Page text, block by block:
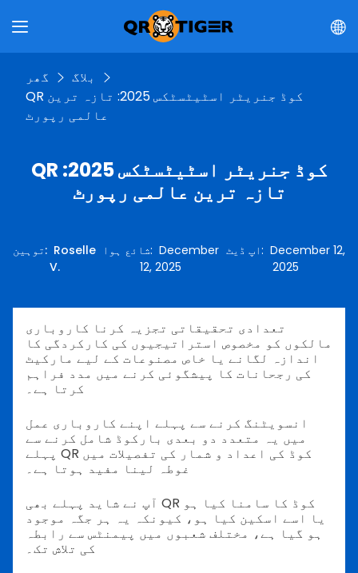
گھر
بلاگ
QR کوڈ جنریٹر اسٹیٹسٹکس 2025: تازہ ترین
عالمی رپورٹ
QR کوڈ جنریٹر اسٹیٹسٹکس 2025:
تازہ ترین عالمی رپورٹ
توہین: Roselle
V.
شائع ہوا:December
12, 2025
اپ ڈیٹ: December 12,
2025
تعدادی تحقیقاتی تجزیہ کرنا کاروباری
مالکوں کو مخصوص استراتیجیوں کی کارکردگی کا
اندازہ لگانے یا خاص مصنوعات کے لیے مارکیٹ
کی رجحانات کا پیشگوئی کرنے میں مدد فراہم
کرتا ہے۔
انسویٹنگ کرنے سے پہلے اپنے کاروباری عمل
میں یہ متعدد دو بعدی بارکوڈ شامل کرنے سے
پہلے QR کوڈ کی اعداد و شمار کی تفصیلات میں
غوطہ لینا مفید ہوتا ہے۔
آپ نے شاید پہلے بھی QR کوڈ کا سامنا کیا ہو
یا اسے اسکین کیا ہو، کیونکہ یہ ہر جگہ موجود
ہو گیا ہے، مختلف شعبوں میں پیمنٹس سے رابطہ
کی تلاش تک۔